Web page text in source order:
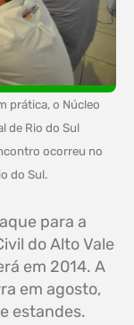
prática, o Núcleo
de Rio do Sul
ocorreu no
do Sul.
para a
do Alto Vale
em 2014. A
em agosto,
estandes.